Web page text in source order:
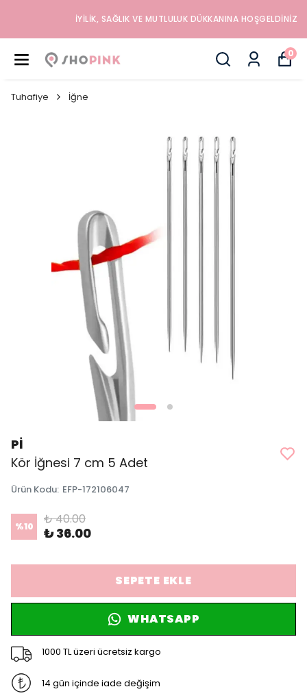
İYILIK, SAĞLIK VE MUTLULUK DÜKKANINA HOŞGELDINIZ
0
Tuhafiye İğne
Pİ
Kör İğnesi 7 cm 5 Adet
Ürün Kodu: EFP-172106047
%10 ₺ 40.00
₺ 36.00
SEPETE EKLE
WHATSAPP
1000 TL üzeri ücretsiz kargo
14 gün içinde iade değişim